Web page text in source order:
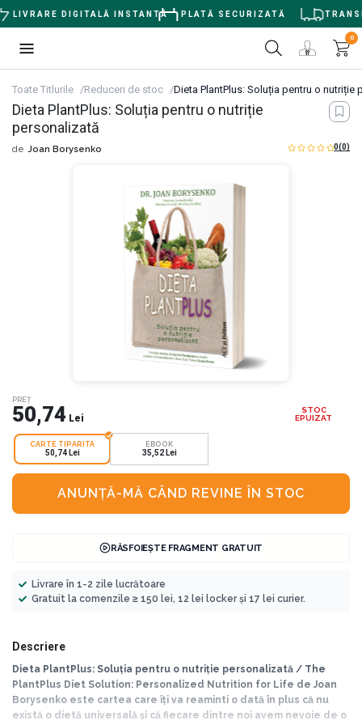
LIVRARE DIGITALĂ INSTANTĂ PLATĂ SECURIZATĂ
0
Toate Titlurile Reduceri de stoc Dieta PlantPlus: Soluția pentru o nutriție
Dieta PlantPlus: Soluția pentru o nutriție
personalizată
de Joan Borysenko 0(0)
PREȚ
50,74 Lei
STOC
EPUIZAT
CARTE TIPARITA
50,74 Lei
EBOOK
35,52 Lei
ANUNȚĂ-MĂ CÂND REVINE ÎN STOC
RĂSFOIEȘTE FRAGMENT GRATUIT
Livrare în 1-2 zile lucrătoare
Gratuit la comenzile ≥ 150 lei, 12 lei locker și 17 lei curier.
Descriere
Dieta PlantPlus: Soluția pentru o nutriție personalizată / The
PlantPlus Diet Solution: Personalized Nutrition for Life de Joan
Borysenko este cartea care îți va reaminti o dată în plus că nu
există o dietă universală și că fiecare dintre noi avem nevoie de o